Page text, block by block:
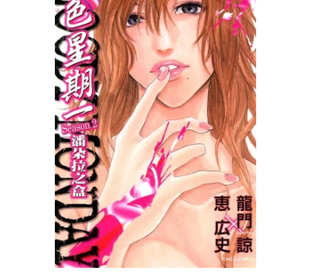
居家生活 3C家電 運動休閒 親子玩具
男裝 化妝保養 情趣用品
日本購物 電子/紙本書